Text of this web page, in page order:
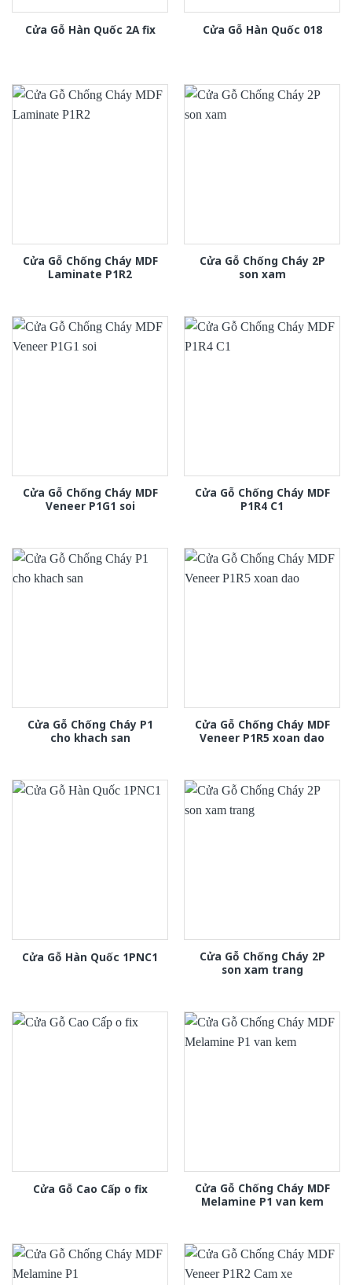
Cửa Gỗ Hàn Quốc 2A fix Cửa Gỗ Hàn Quốc 018
Cửa Gỗ Chống Cháy MDF
Laminate P1R2
Cửa Gỗ Chống Cháy 2P
son xam
Cửa Gỗ Chống Cháy MDF
Veneer P1G1 soi
Cửa Gỗ Chống Cháy MDF
P1R4 C1
Cửa Gỗ Chống Cháy P1
cho khach san
Cửa Gỗ Chống Cháy MDF
Veneer P1R5 xoan dao
Cửa Gỗ Hàn Quốc 1PNC1
Cửa Gỗ Chống Cháy 2P
son xam trang
Cửa Gỗ Cao Cấp o fix
Cửa Gỗ Chống Cháy MDF
Melamine P1 van kem